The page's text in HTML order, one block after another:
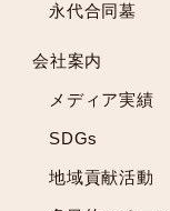
2022年3月
2021年12月
2021年11月
2021年10月
永代合同墓
会社案内
メディア実績
SDGs
地域貢献活動